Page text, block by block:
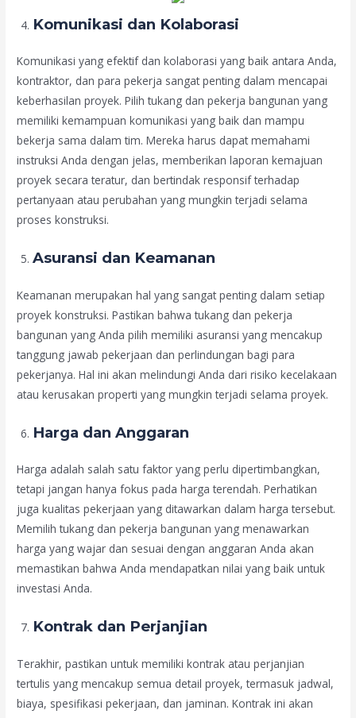
Komunikasi dan Kolaborasi
Komunikasi yang efektif dan kolaborasi yang baik antara Anda,
kontraktor, dan para pekerja sangat penting dalam mencapai
keberhasilan proyek. Pilih tukang dan pekerja bangunan yang
memiliki kemampuan komunikasi yang baik dan mampu
bekerja sama dalam tim. Mereka harus dapat memahami
instruksi Anda dengan jelas, memberikan laporan kemajuan
proyek secara teratur, dan bertindak responsif terhadap
pertanyaan atau perubahan yang mungkin terjadi selama
proses konstruksi.
Asuransi dan Keamanan
Keamanan merupakan hal yang sangat penting dalam setiap
proyek konstruksi. Pastikan bahwa tukang dan pekerja
bangunan yang Anda pilih memiliki asuransi yang mencakup
tanggung jawab pekerjaan dan perlindungan bagi para
pekerjanya. Hal ini akan melindungi Anda dari risiko kecelakaan
atau kerusakan properti yang mungkin terjadi selama proyek.
Harga dan Anggaran
Harga adalah salah satu faktor yang perlu dipertimbangkan,
tetapi jangan hanya fokus pada harga terendah. Perhatikan
juga kualitas pekerjaan yang ditawarkan dalam harga tersebut.
Memilih tukang dan pekerja bangunan yang menawarkan
harga yang wajar dan sesuai dengan anggaran Anda akan
memastikan bahwa Anda mendapatkan nilai yang baik untuk
investasi Anda.
Kontrak dan Perjanjian
Terakhir, pastikan untuk memiliki kontrak atau perjanjian
tertulis yang mencakup semua detail proyek, termasuk jadwal,
biaya, spesifikasi pekerjaan, dan jaminan. Kontrak ini akan